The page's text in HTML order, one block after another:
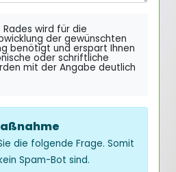
Rades wird für die
der gewünschten
benötigt und erspart Ihnen
oder schriftliche
mit der Angabe deutlich
die folgende Frage. Somit
Spam-Bot sind.